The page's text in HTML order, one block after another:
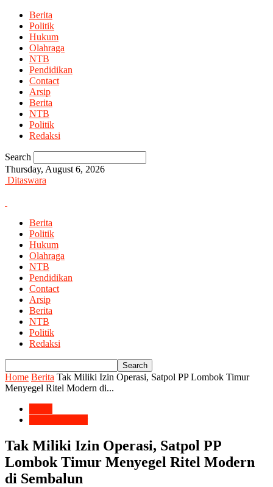
Berita
Politik
Hukum
Olahraga
NTB
Pendidikan
Contact
Arsip
Berita
NTB
Politik
Redaksi
Search
Thursday, August 6, 2026
Ditaswara
Berita
Politik
Hukum
Olahraga
NTB
Pendidikan
Contact
Arsip
Berita
NTB
Politik
Redaksi
Home Berita Tak Miliki Izin Operasi, Satpol PP Lombok Timur
Menyegel Ritel Modern di...
Tak Miliki Izin Operasi, Satpol PP
Lombok Timur Menyegel Ritel Modern
di Sembalun